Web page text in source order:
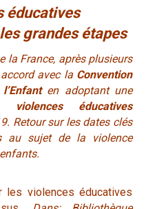
éducatives
grandes étapes
la France, après plusieurs
avec la Convention
en adoptant une
violences éducatives
Retour sur les dates clés
au sujet de la violence
les violences éducatives